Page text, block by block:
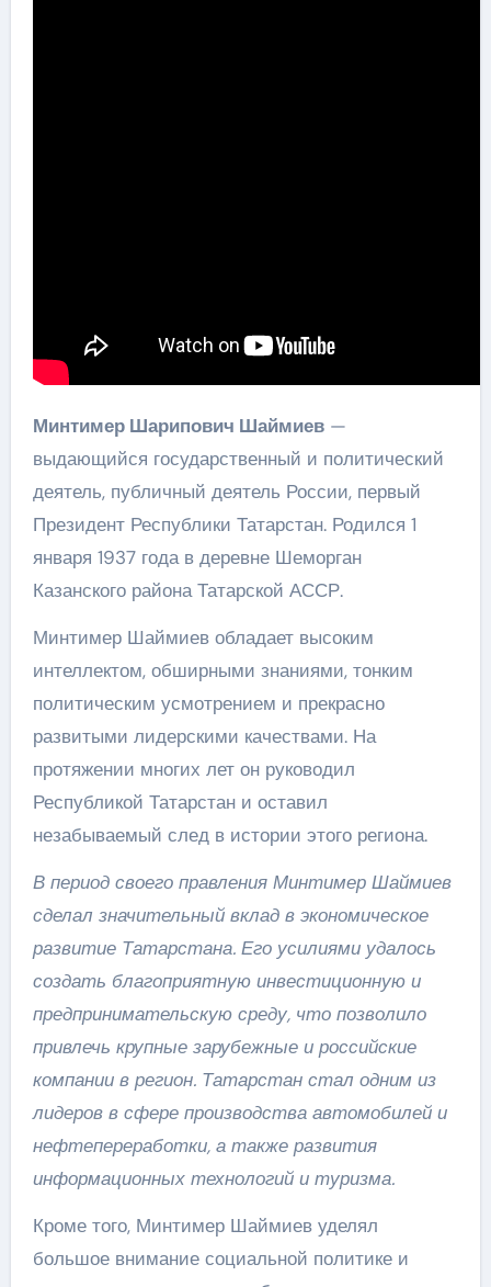
Минтимер Шарипович Шаймиев—
выдающийся государственный и политический
деятель, публичный деятель России, первый
Президент Республики Татарстан. Родился 1
января 1937 года в деревне Шеморган
Казанского района Татарской АССР.
Минтимер Шаймиев обладает высоким
интеллектом, обширными знаниями, тонким
политическим усмотрением и прекрасно
развитыми лидерскими качествами. На
протяжении многих лет он руководил
Республикой Татарстан и оставил
незабываемый след в истории этого региона.
В период своего правления Минтимер Шаймиев
сделал значительный вклад в экономическое
развитие Татарстана. Его усилиями удалось
создать благоприятную инвестиционную и
предпринимательскую среду, что позволило
привлечь крупные зарубежные и российские
компании в регион. Татарстан стал одним из
лидеров в сфере производства автомобилей и
нефтепереработки, а также развития
информационных технологий и туризма.
Кроме того, Минтимер Шаймиев уделял
большое внимание социальной политике и